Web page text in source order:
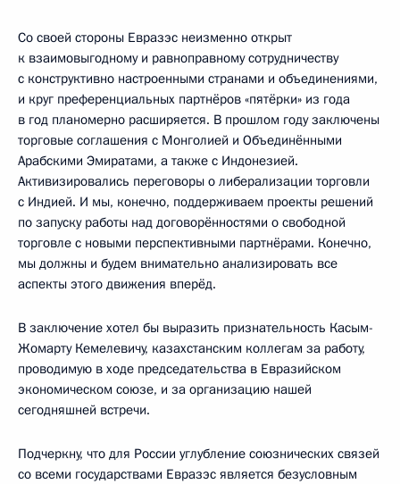
Со своей стороны Евразэс неизменно открыт
к взаимовыгодному и равноправному сотрудничеству
с конструктивно настроенными странами и объединениями,
и круг преференциальных партнёров «пятёрки» из года
в год планомерно расширяется. В прошлом году заключены
торговые соглашения с Монголией и Объединёнными
Арабскими Эмиратами, а также с Индонезией.
Активизировались переговоры о либерализации торговли
с Индией. И мы, конечно, поддерживаем проекты решений
по запуску работы над договорённостями о свободной
торговле с новыми перспективными партнёрами. Конечно,
мы должны и будем внимательно анализировать все
аспекты этого движения вперёд.
В заключение хотел бы выразить признательность Касым-
Жомарту Кемелевичу, казахстанским коллегам за работу,
проводимую в ходе председательства в Евразийском
экономическом союзе, и за организацию нашей
сегодняшней встречи.
Подчеркну, что для России углубление союзнических связей
со всеми государствами Евразэс является безусловным